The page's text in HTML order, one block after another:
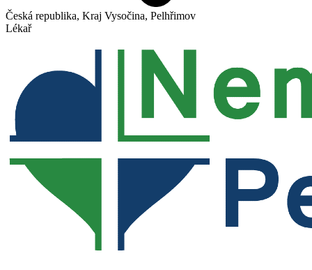
Česká republika, Kraj Vysočina, Pelhřimov
Lékař